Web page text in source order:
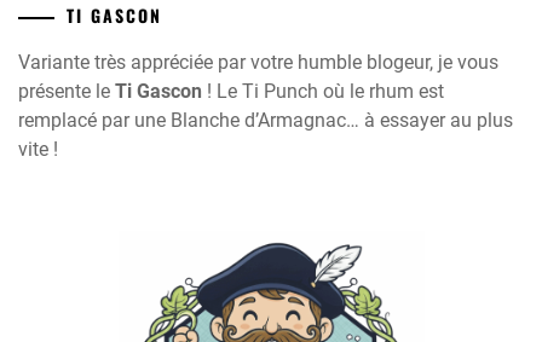
TI GASCON
Variante très appréciée par votre humble blogeur, je vous
présente le Ti Gascon ! Le Ti Punch où le rhum est
remplacé par une Blanche d’Armagnac… à essayer au plus
vite !